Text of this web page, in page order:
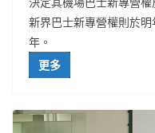
新界巴士新專營權則於
年。
更多